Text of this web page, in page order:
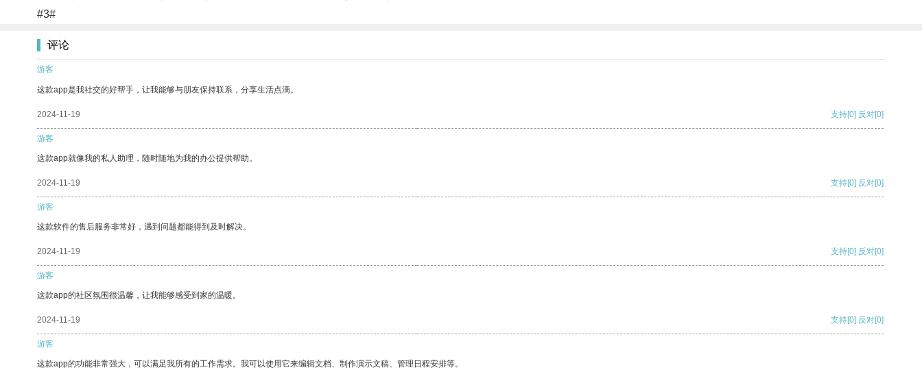
#3#
评论
游客
这款app是我社交的好帮手，让我能够与朋友保持联系，分享生活点滴。
2024-11-19 支持[0] 反对[0]
游客
这款app就像我的私人助理，随时随地为我的办公提供帮助。
2024-11-19 支持[0] 反对[0]
游客
这款软件的售后服务非常好，遇到问题都能得到及时解决。
2024-11-19 支持[0] 反对[0]
游客
这款app的社区氛围很温馨，让我能够感受到家的温暖。
2024-11-19 支持[0] 反对[0]
游客
这款app的功能非常强大，可以满足我所有的工作需求。我可以使用它来编辑文档、制作演示文稿、管理日程安排等。